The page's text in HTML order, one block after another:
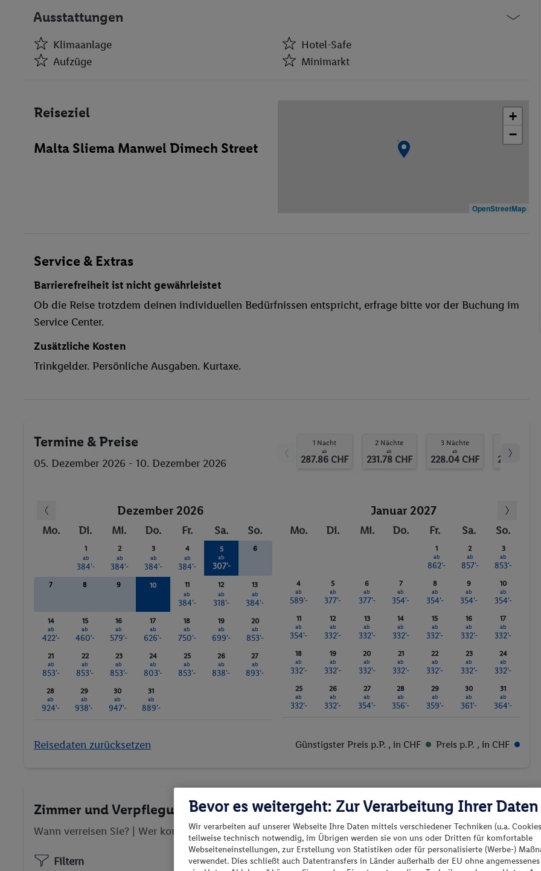
Ausstattungen
Klimaanlage
Hotel-Safe
Aufzüge
Minimarkt
Aufzüge
Bar(s)
Zimmerservice
Medizinische Betreuung
Außenpool(s)
Anzahl der Pools
Reiseziel
Malta Sliema Manwel Dimech Street
+
−
OpenStreetMap
Service & Extras
Barrierefreiheit ist nicht gewährleistet
Ob die Reise trotzdem deinen individuellen Bedürfnissen entspricht, erfrage bitte vor der Buchung im
Service Center.
Zusätzliche Kosten
Trinkgelder. Persönliche Ausgaben. Kurtaxe.
Termine & Preise
05. Dezember 2026 - 10. Dezember 2026
1 Nacht
ab
287.86 CHF
2 Nächte
ab
231.78 CHF
3 Nächte
ab
228.04 CHF 261.69 CHF
Dezember 2026 Januar 2027
Mo. Di. Mi. Do. Fr. Sa. So.
1
ab
384'-
2
ab
384'-
3
ab
384'-
4
ab
384'-
5
ab
307'-
6
7 8 9 10 11
ab
384'-
12
ab
318'-
13
ab
384'-
14
ab
422'-
15
ab
460'-
16
ab
579'-
17
ab
626'-
18
ab
750'-
19
ab
699'-
20
ab
853'-
21
ab
853'-
22
ab
853'-
23
ab
853'-
24
ab
803'-
25
ab
853'-
26
ab
838'-
27
ab
893'-
28
ab
924'-
29
ab
938'-
30
ab
947'-
31
ab
889'-
Mo. Di. Mi. Do. Fr. Sa. So.
1
ab
862'-
2
ab
857'-
3
ab
853'-
4
ab
589'-
5
ab
377'-
6
ab
377'-
7
ab
354'-
8
ab
354'-
9
ab
354'-
10
ab
354'-
11
ab
354'-
12
ab
332'-
13
ab
332'-
14
ab
332'-
15
ab
332'-
16
ab
332'-
17
ab
332'-
18
ab
332'-
19
ab
332'-
20
ab
332'-
21
ab
332'-
22
ab
332'-
23
ab
332'-
24
ab
332'-
25
ab
332'-
26
ab
332'-
27
ab
354'-
28
ab
356'-
29
ab
359'-
30
ab
361'-
31
ab
364'-
Reisedaten zurücksetzen Günstigster Preis p.P. , in CHF Preis p.P. , in CHF
Zimmer und Verpflegung wählen
Wann verreisen Sie? | Wer kommt mit?| Wo geht es los?
Filtern
Bevor es weitergeht: Zur Verarbeitung Ihrer Daten
Wir verarbeiten auf unserer Webseite Ihre Daten mittels verschiedener Techniken (u.a.
teilweise technisch notwendig, im Übrigen werden sie von uns oder Dritten für komfortable
Webseiteneinstellungen, zur Erstellung von Statistiken oder für personalisierte (Werbe-)
verwendet. Dies schließt auch Datentransfers in Länder außerhalb der EU ohne